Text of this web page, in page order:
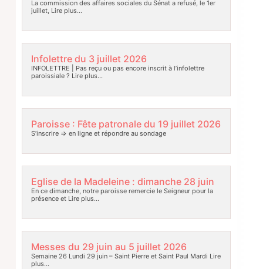
La commission des affaires sociales du Sénat a refusé, le 1er
juillet, Lire plus…
Infolettre du 3 juillet 2026
INFOLETTRE | Pas reçu ou pas encore inscrit à l’infolettre
paroissiale ? Lire plus…
Paroisse : Fête patronale du 19 juillet 2026
S’inscrire => en ligne et répondre au sondage
Eglise de la Madeleine : dimanche 28 juin
En ce dimanche, notre paroisse remercie le Seigneur pour la
présence etLire plus…
Messes du 29 juin au 5 juillet 2026
Semaine 26 Lundi 29 juin – Saint Pierre et Saint Paul Mardi Lire
plus…